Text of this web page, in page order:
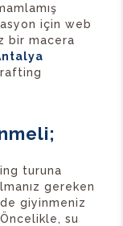
için web
bir macera
turuna
gereken
giyinmeniz
su